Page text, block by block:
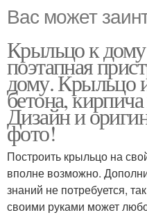
Вас может
Крыльцо к
поэтапная
дому. Крыльцо
бетона,
Дизайн и
фото!
Построить крыльцо на
вполне возможно.
знаний не потребуется,
своими руками может